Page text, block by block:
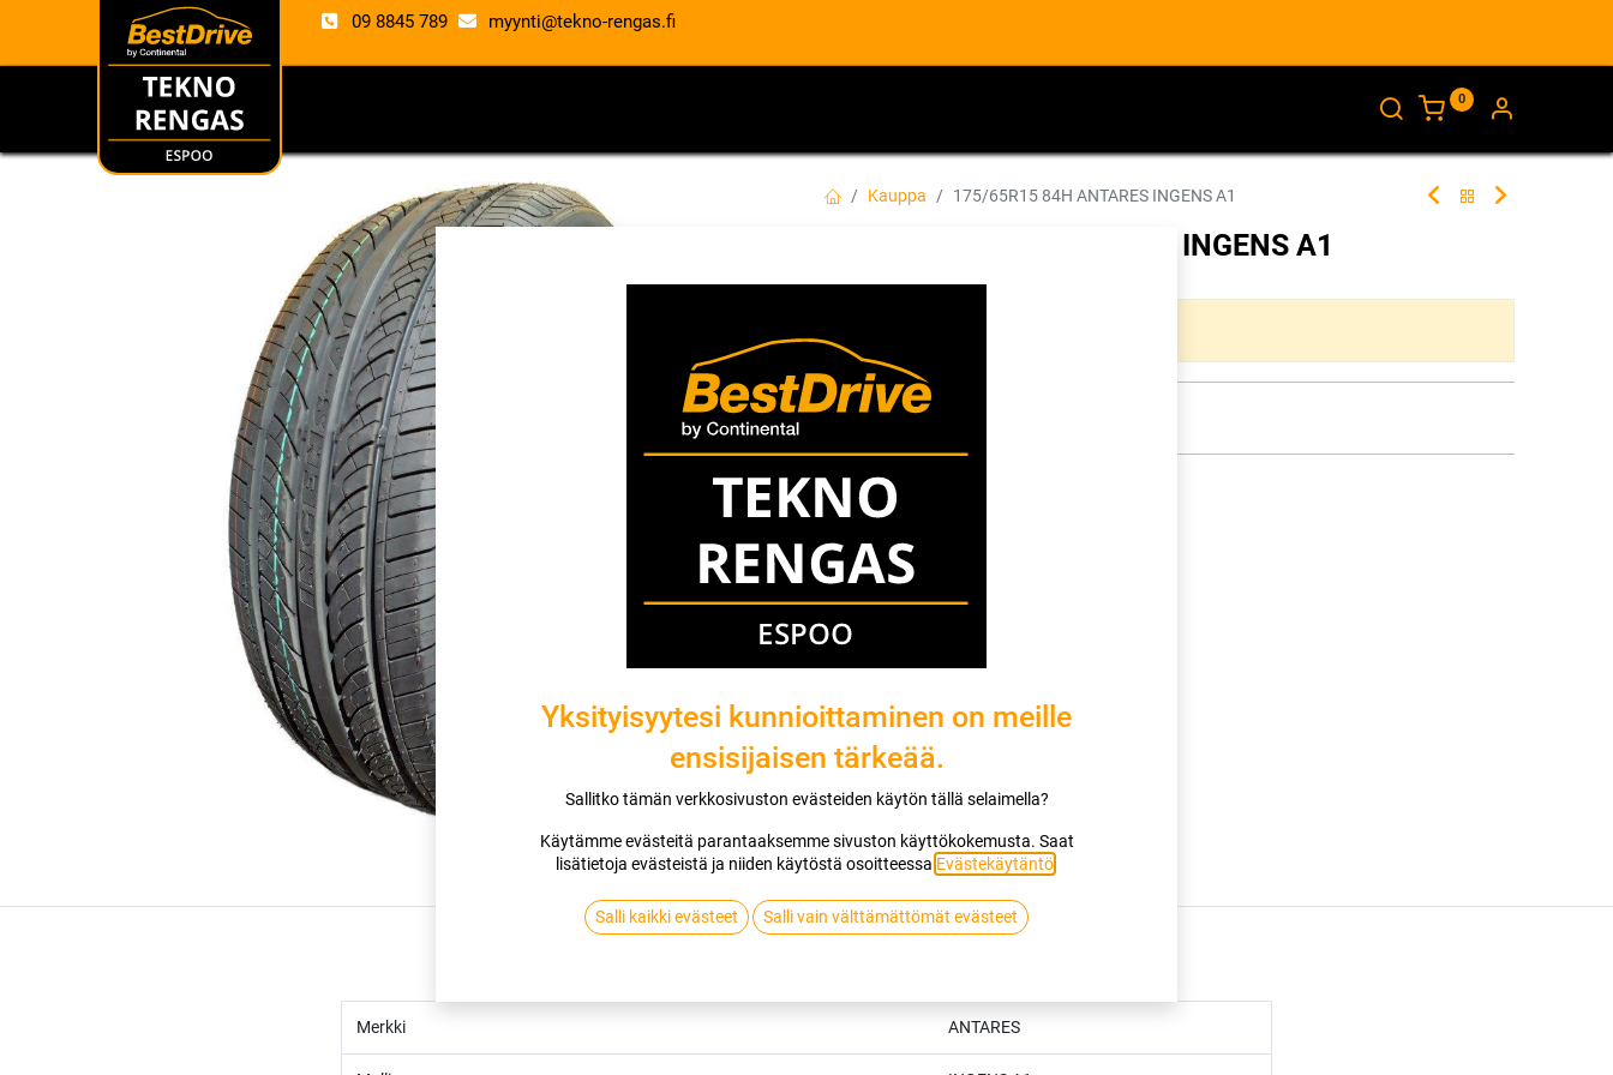
09 8845 789 myynti@tekno-rengas.fi
0
Kauppa 175/65R15 84H ANTARES INGENS A1
175/65R15 84H ANTARES INGENS A1
EAN:6959585830172
ANTARES
Jaa
Toimitusehdot
Merkki ANTARES
Yksityisyytesi kunnioittaminen on meille
ensisijaisen tärkeää.
Sallitko tämän verkkosivuston evästeiden käytön tällä selaimella?
Käytämme evästeitä parantaaksemme sivuston käyttökokemusta. Saat
lisätietoja evästeistä ja niiden käytöstä osoitteessa Evästekäytäntö.
Salli kaikki evästeet Salli vain välttämättömät evästeet